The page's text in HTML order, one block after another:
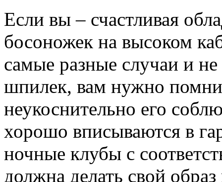
Если вы – счастливая
босоножек на высоком
самые разные случаи и
шпилек, вам нужно
неукоснительно его
хорошо вписываются в
ночные клубы с
должна делать свой